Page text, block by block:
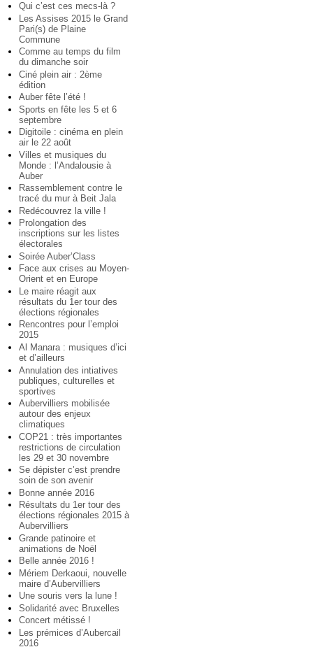
Qui c’est ces mecs-là ?
Les Assises 2015 le Grand
Pari(s) de Plaine
Commune
Comme au temps du film
du dimanche soir
Ciné plein air : 2ème
édition
Auber fête l’été !
Sports en fête les 5 et 6
septembre
Digitoile : cinéma en plein
air le 22 août
Villes et musiques du
Monde : l’Andalousie à
Auber
Rassemblement contre le
tracé du mur à Beit Jala
Redécouvrez la ville !
Prolongation des
inscriptions sur les listes
électorales
Soirée Auber’Class
Face aux crises au Moyen-
Orient et en Europe
Le maire réagit aux
résultats du 1er tour des
élections régionales
Rencontres pour l’emploi
2015
Al Manara : musiques d’ici
et d’ailleurs
Annulation des intiatives
publiques, culturelles et
sportives
Aubervilliers mobilisée
autour des enjeux
climatiques
COP21 : très importantes
restrictions de circulation
les 29 et 30 novembre
Se dépister c’est prendre
soin de son avenir
Bonne année 2016
Résultats du 1er tour des
élections régionales 2015 à
Aubervilliers
Grande patinoire et
animations de Noël
Belle année 2016 !
Mériem Derkaoui, nouvelle
maire d’Aubervilliers
Une souris vers la lune !
Solidarité avec Bruxelles
Concert métissé !
Les prémices d’Aubercail
2016